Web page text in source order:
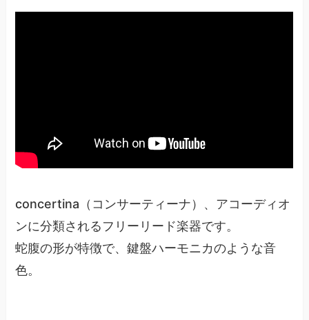
concertina（コンサーティーナ）、アコーディオ
ンに分類されるフリーリード楽器です。
蛇腹の形が特徴で、鍵盤ハーモニカのような音
色。